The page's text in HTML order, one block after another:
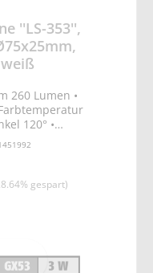
''LS-353'',
260 Lumen •
120° •
220-
60% Licht •
gespart)